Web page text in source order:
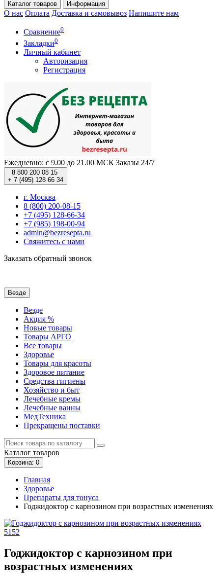
Каталог товаров Информация
О нас Оплата Доставка и самовывоз Напишите нам
Сравнение0
Закладки0
Личный кабинет
Авторизация
Регистрация
Ежедневно: с 9.00 до 21.00 МСК Заказы 24/7
8 800 200 08 15
+ 7 (495) 128 66 34
г. Москва
8 (800) 200-08-15
+7 (495) 128-66-34
+7 (985) 198-00-94
admin@bezresepta.ru
Свяжитесь с нами
Заказать обратный звонок
Везде
Везде
Акция %
Новые товары
Товары АРГО
Все товары
Здоровье
Товары для красоты
Здоровое питание
Средства гигиены
Хозяйство и быт
Лечебные кремы
Лечебные ванны
МедТехника
Прекращены поставки
Каталог товаров
Корзина: 0
Главная
Здоровье
Препараты для тонуса
Годжидоктор с карнозином при возрастных изменениях
5152
Годжидоктор с карнозином при
возрастных изменениях